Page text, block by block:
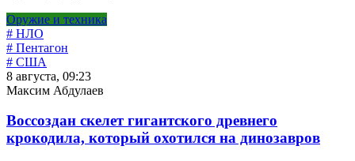
Оружие и техника
# НЛО
# Пентагон
# США
8 августа, 09:23
Максим Абдулаев
Воссоздан скелет гигантского древнего
крокодила, который охотился на динозавров